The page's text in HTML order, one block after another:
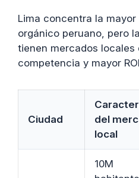
Lima concentra la
orgánico peruano, pero
tienen mercados locales
competencia y mayor
Ciudad
del
local
10M